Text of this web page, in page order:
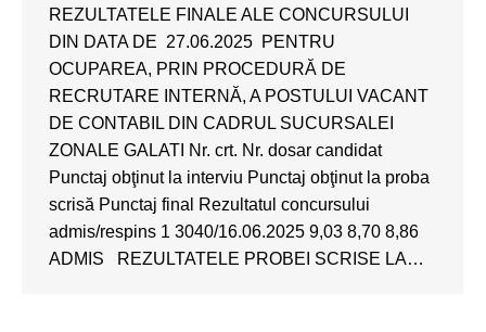
REZULTATELE FINALE ALE CONCURSULUI
DIN DATA DE 27.06.2025 PENTRU
OCUPAREA, PRIN PROCEDURĂ DE
RECRUTARE INTERNĂ, A POSTULUI VACANT
DE CONTABIL DIN CADRUL SUCURSALEI
ZONALE GALATI Nr. crt. Nr. dosar candidat
Punctaj obţinut la interviu Punctaj obţinut la proba
scrisă Punctaj final Rezultatul concursului
admis/respins 1 3040/16.06.2025 9,03 8,70 8,86
ADMIS REZULTATELE PROBEI SCRISE LA…